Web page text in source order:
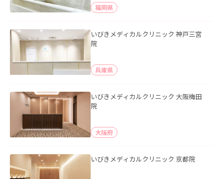
福岡県
いびきメディカルクリニック 神戸三宮
院
兵庫県
いびきメディカルクリニック 大阪梅田
院
大阪府
いびきメディカルクリニック 京都院